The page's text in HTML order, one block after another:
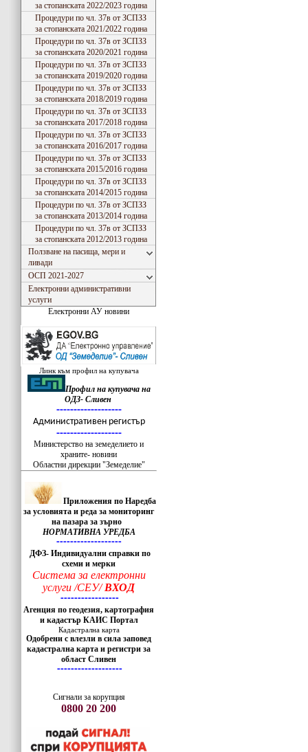
за стопанската 2022/2023 година
Процедури по чл. 37в от ЗСПЗЗ
за стопанската 2021/2022 година
Процедури по чл. 37в от ЗСПЗЗ
за стопанската 2020/2021 година
Процедури по чл. 37в от ЗСПЗЗ
за стопанската 2019/2020 година
Процедури по чл. 37в от ЗСПЗЗ
за стопанската 2018/2019 година
Процедури по чл. 37в от ЗСПЗЗ
за стопанската 2017/2018 година
Процедури по чл. 37в от ЗСПЗЗ
за стопанската 2016/2017 година
Процедури по чл. 37в от ЗСПЗЗ
за стопанската 2015/2016 година
Процедури по чл. 37в от ЗСПЗЗ
за стопанската 2014/2015 година
Процедури по чл. 37в от ЗСПЗЗ
за стопанската 2013/2014 година
Процедури по чл. 37в от ЗСПЗЗ
за стопанската 2012/2013 година
Ползване на пасища, мери и
ливади
ОСП 2021-2027
Електронни административни
услуги
Електронни АУ новини
Линк към профил на купувача
Профил на купувача на
ОДЗ- Сливен
-------------------
Административен регистър
-------------------
Министерство на земеделието и
храните- новини
Областни дирекции "Земеделие"
Приложения по Наредба
за условията и реда за мониторинг
на пазара за зърно
НОРМАТИВНА УРЕДБА
-------------------
ДФЗ- Индивидуални справки по
схеми и мерки
Система за електронни
услуги /СЕУ/ВХОД
-----------------
Агенция по геодезия, картография
и кадастър КАИС Портал
Кадастрална карта
Одобрени с влезли в сила заповед
кадастрална карта и регистри за
област Сливен
-------------------
Сигнали за корупция
0800 20 200
Съгласно Закона за въвеждане на еврото в РБългария, ОДЗ- Сливен ще превалутира